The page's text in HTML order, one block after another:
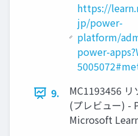
https://
jp/power-
platform/
power-
9.
MC1193456 リ
(プレビュー) -
Microsoft